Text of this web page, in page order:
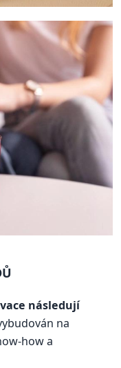
následují
na
how a